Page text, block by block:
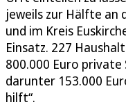
jeweils zur Hälfte an
und im Kreis
Einsatz. 227
800.000 Euro private
darunter 153.000
hilft“.